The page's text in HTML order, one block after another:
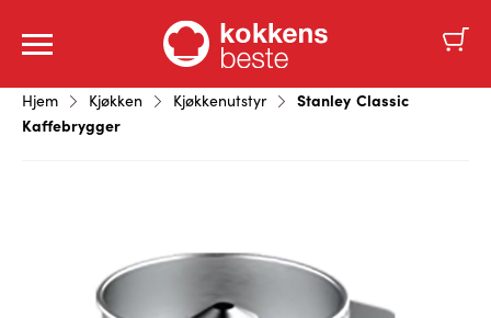
Hjem Kjøkken Kjøkkenutstyr
Stanley Classic
Kaffebrygger